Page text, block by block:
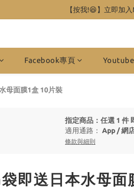
【按我!😆】立即加
Facebook專頁
母面膜1盒 10片裝
指定商品：任選 1 件
適用通路： App /網
條款與細則
即送日本水母面